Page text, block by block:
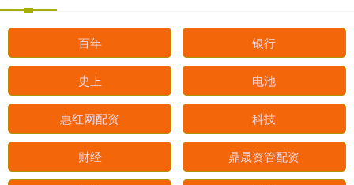
百年 银行
史上 电池
惠红网配资 科技
财经 鼎晟资管配资